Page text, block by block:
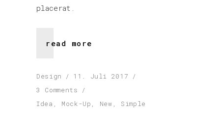
placerat.
read more
Design
11. Juli 2017
3 Comments
Idea
Mock-Up New Simple